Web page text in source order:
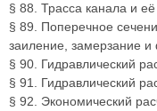
§ 88. Трасса канала и её
§ 89. Поперечное
заиление, замерзание и
§ 90. Гидравлический
§ 91. Гидравлический
§ 92. Экономический